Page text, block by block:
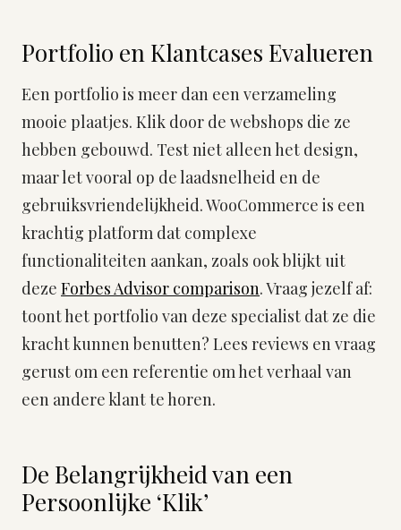
Portfolio en Klantcases Evalueren
Een portfolio is meer dan een verzameling
mooie plaatjes. Klik door de webshops die ze
hebben gebouwd. Test niet alleen het design,
maar let vooral op de laadsnelheid en de
gebruiksvriendelijkheid. WooCommerce is een
krachtig platform dat complexe
functionaliteiten aankan, zoals ook blijkt uit
deze Forbes Advisor comparison. Vraag jezelf af:
toont het portfolio van deze specialist dat ze die
kracht kunnen benutten? Lees reviews en vraag
gerust om een referentie om het verhaal van
een andere klant te horen.
De Belangrijkheid van een
Persoonlijke ‘Klik’